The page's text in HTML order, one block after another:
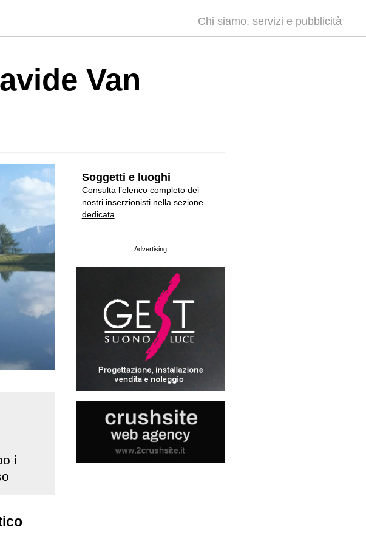
Chi siamo, servizi e pubblicità
Van
i
Soggetti e luoghi
Consulta l’elenco completo dei
nostri inserzionisti nella sezione
dedicata
Advertising